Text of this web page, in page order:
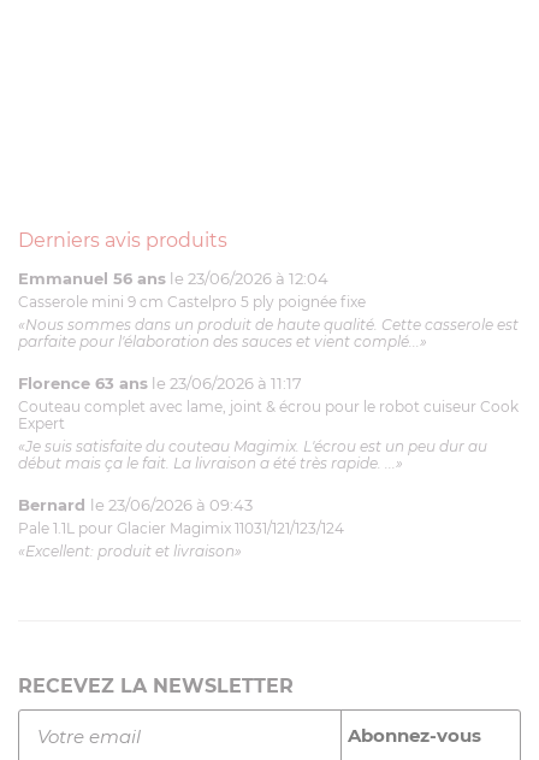
Derniers avis produits
Emmanuel 56 ans le 23/06/2026 à 12:04
Casserole mini 9 cm Castelpro 5 ply poignée fixe
«Nous sommes dans un produit de haute qualité. Cette casserole est
parfaite pour l'élaboration des sauces et vient complé...»
Florence 63 ans le 23/06/2026 à 11:17
Couteau complet avec lame, joint & écrou pour le robot cuiseur Cook
Expert
«Je suis satisfaite du couteau Magimix. L'écrou est un peu dur au
début mais ça le fait. La livraison a été très rapide. ...»
Bernard le 23/06/2026 à 09:43
Pale 1.1L pour Glacier Magimix 11031/121/123/124
«Excellent: produit et livraison»
RECEVEZ LA NEWSLETTER